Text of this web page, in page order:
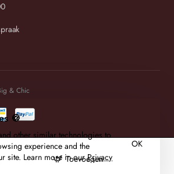
🍪
other similar technologies to
experience and the
site. Learn more in ourPrivacy
OK
Toevoegen
& Chic